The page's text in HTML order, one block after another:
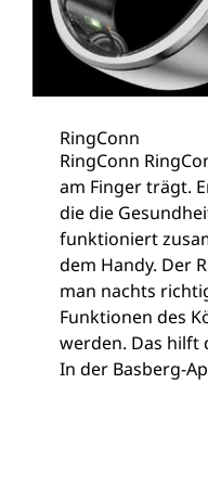
RingConn
RingConn
am Finger trägt.
die die
funktioniert
dem Handy. Der
man nachts
Funktionen des
werden. Das hilft
In der Basberg-